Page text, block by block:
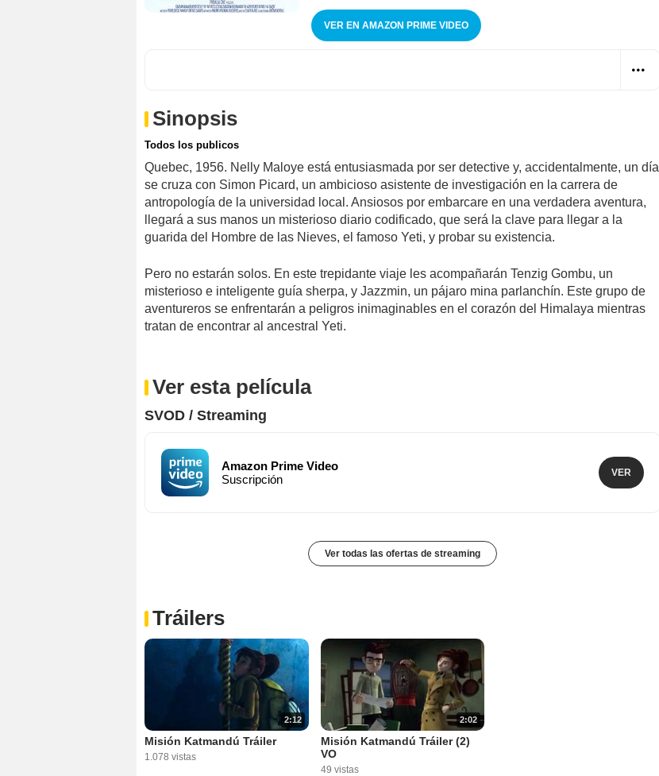
VER EN AMAZON PRIME VIDEO
Sinopsis
Todos los publicos
Quebec, 1956. Nelly Maloye está entusiasmada por ser detective y, accidentalmente, un día
se cruza con Simon Picard, un ambicioso asistente de investigación en la carrera de
antropología de la universidad local. Ansiosos por embarcare en una verdadera aventura,
llegará a sus manos un misterioso diario codificado, que será la clave para llegar a la
guarida del Hombre de las Nieves, el famoso Yeti, y probar su existencia.
Pero no estarán solos. En este trepidante viaje les acompañarán Tenzig Gombu, un
misterioso e inteligente guía sherpa, y Jazzmin, un pájaro mina parlanchín. Este grupo de
aventureros se enfrentarán a peligros inimaginables en el corazón del Himalaya mientras
tratan de encontrar al ancestral Yeti.
Ver esta película
SVOD / Streaming
Amazon Prime Video
Suscripción
VER
Ver todas las ofertas de streaming
Tráilers
2:12
Misión Katmandú Tráiler
1.078 vistas
2:02
Misión Katmandú Tráiler (2)
VO
49 vistas